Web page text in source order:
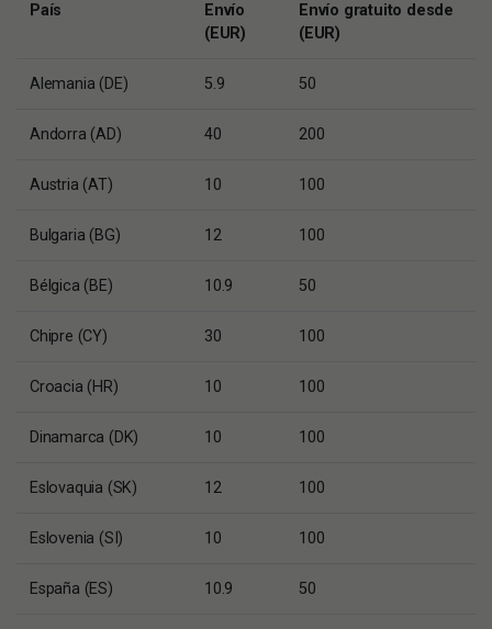
País
Envío
(EUR)
Envío gratuito desde
(EUR)
Alemania (DE) 5.9 50
Andorra (AD) 40 200
Austria (AT) 10 100
Bulgaria (BG) 12 100
Bélgica (BE) 10.9 50
Chipre (CY) 30 100
Croacia (HR) 10 100
Dinamarca (DK) 10 100
Eslovaquia (SK) 12 100
Eslovenia (SI) 10 100
España (ES) 10.9 50